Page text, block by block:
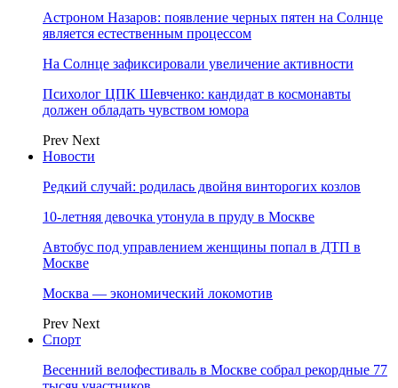
Астроном Назаров: появление черных пятен на Солнце
является естественным процессом
На Солнце зафиксировали увеличение активности
Психолог ЦПК Шевченко: кандидат в космонавты
должен обладать чувством юмора
Prev Next
Новости
Редкий случай: родилась двойня винторогих козлов
10-летняя девочка утонула в пруду в Москве
Автобус под управлением женщины попал в ДТП в
Москве
Москва — экономический локомотив
Prev Next
Спорт
Весенний велофестиваль в Москве собрал рекордные 77